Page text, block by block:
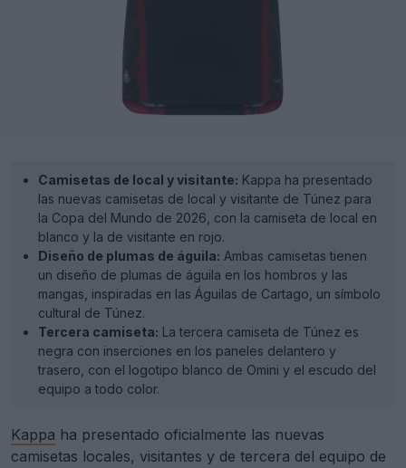
Camisetas de local y visitante: Kappa ha presentado
las nuevas camisetas de local y visitante de Túnez para
la Copa del Mundo de 2026, con la camiseta de local en
blanco y la de visitante en rojo.
Diseño de plumas de águila: Ambas camisetas tienen
un diseño de plumas de águila en los hombros y las
mangas, inspiradas en las Águilas de Cartago, un símbolo
cultural de Túnez.
Tercera camiseta: La tercera camiseta de Túnez es
negra con inserciones en los paneles delantero y
trasero, con el logotipo blanco de Omini y el escudo del
equipo a todo color.
Kappa ha presentado oficialmente las nuevas
camisetas locales, visitantes y de tercera del equipo de